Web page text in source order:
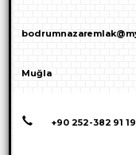
Muğla
+90 252-382 91 19